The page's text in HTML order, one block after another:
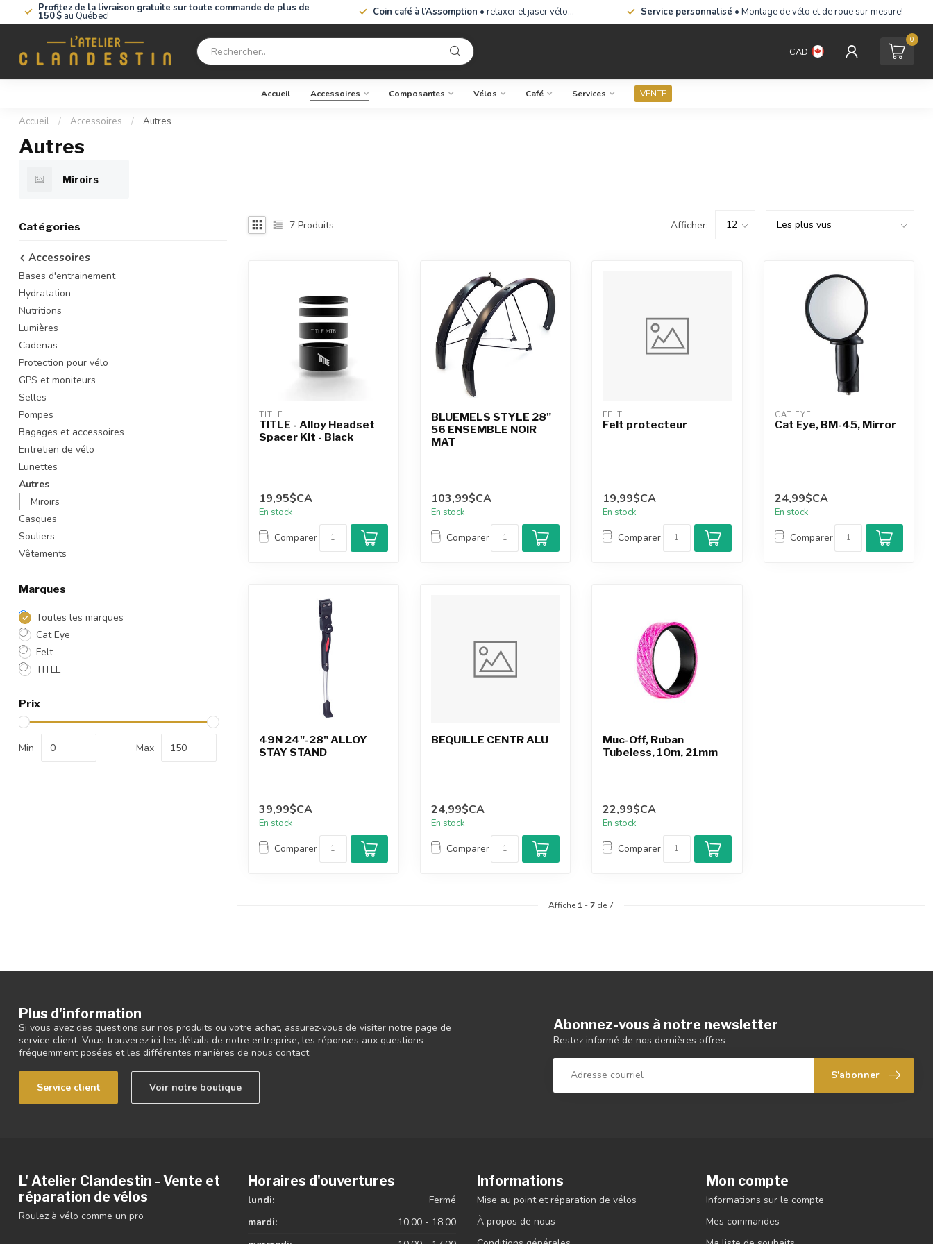
Profitez de la livraison gratuite sur toute commande de plus de
150 $ au Québec! Coin café à l’Assomption • relaxer et jaser vélo… Service personnalisé • Montage de vélo et de roue sur mesure!
CAD
0
Accueil Accessoires Composantes Vélos Café Services VENTE
Accueil / Accessoires / Autres
Autres
Miroirs
Catégories
Accessoires
Bases d'entrainement
Hydratation
Nutritions
Lumières
Cadenas
Protection pour vélo
GPS et moniteurs
Selles
Pompes
Bagages et accessoires
Entretien de vélo
Lunettes
Autres
Miroirs
Casques
Souliers
Vêtements
Marques
Toutes les marques
Cat Eye
Felt
TITLE
Prix
Min Max
7 Produits Afficher:
TITLE
TITLE - Alloy Headset
Spacer Kit - Black
19,95$CA
En stock
Comparer
BLUEMELS STYLE 28"
56 ENSEMBLE NOIR
MAT
103,99$CA
En stock
Comparer
FELT
Felt protecteur
19,99$CA
En stock
Comparer
CAT EYE
Cat Eye, BM-45, Mirror
24,99$CA
En stock
Comparer
49N 24"-28" ALLOY
STAY STAND
39,99$CA
En stock
Comparer
BEQUILLE CENTR ALU
24,99$CA
En stock
Comparer
Muc-Off, Ruban
Tubeless, 10m, 21mm
22,99$CA
En stock
Comparer
Affiche 1 -7 de 7
Plus d'information
Si vous avez des questions sur nos produits ou votre achat, assurez-vous de visiter notre page de
service client. Vous trouverez ici les détails de notre entreprise, les réponses aux questions
fréquemment posées et les différentes manières de nous contact
Service client Voir notre boutique
Abonnez-vous à notre newsletter
Restez informé de nos dernières offres
S'abonner
L' Atelier Clandestin - Vente et
réparation de vélos
Roulez à vélo comme un pro
Horaires d'ouvertures
lundi:
Fermé
mardi:
10.00 - 18.00
Informations
Mise au point et réparation de vélos
À propos de nous
Mon compte
Informations sur le compte
Mes commandes